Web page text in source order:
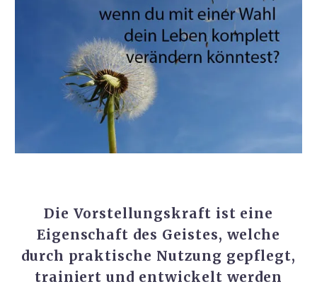
Die Vorstellungskraft ist eine
Eigenschaft des Geistes, welche
durch praktische Nutzung gepflegt,
trainiert und entwickelt werden